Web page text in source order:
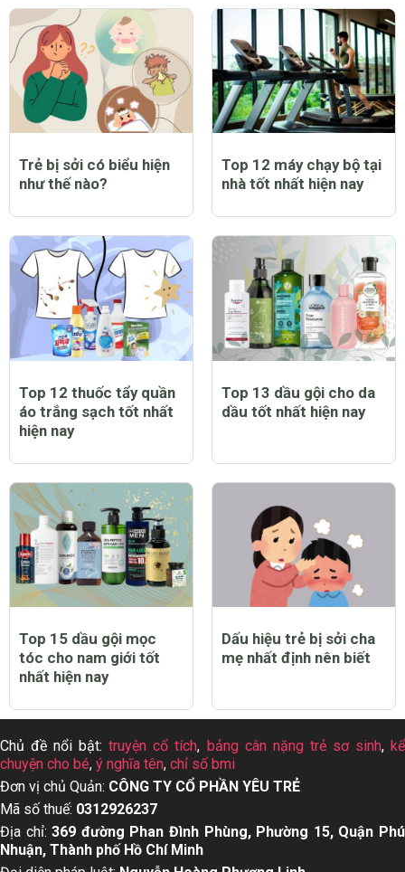
Trẻ bị sởi có biểu hiện
như thế nào?
Top 12 máy chạy bộ tại
nhà tốt nhất hiện nay
Top 12 thuốc tẩy quần
áo trắng sạch tốt nhất
hiện nay
Top 13 dầu gội cho da
dầu tốt nhất hiện nay
Top 15 dầu gội mọc
tóc cho nam giới tốt
nhất hiện nay
Dấu hiệu trẻ bị sởi cha
mẹ nhất định nên biết
Chủ đề nổi bật:truyện cổ tích, bảng cân nặng trẻ sơ sinh, kể
chuyện cho bé, ý nghĩa tên, chỉ số bmi
Đơn vị chủ Quản: CÔNG TY CỔ PHẦN YÊU TRẺ
Mã số thuế: 0312926237
Địa chỉ:369 đường Phan Đình Phùng, Phường 15, Quận Phú
Nhuận, Thành phố Hồ Chí Minh